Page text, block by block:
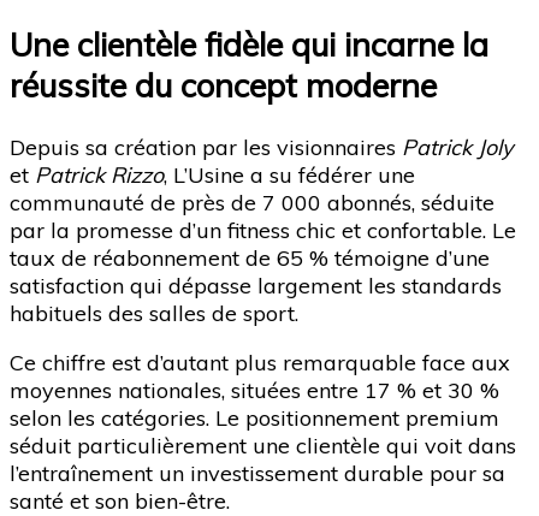
Une clientèle fidèle qui incarne la
réussite du concept moderne
Depuis sa création par les visionnaires Patrick Joly
et Patrick Rizzo, L’Usine a su fédérer une
communauté de près de 7 000 abonnés, séduite
par la promesse d’un fitness chic et confortable. Le
taux de réabonnement de 65 % témoigne d’une
satisfaction qui dépasse largement les standards
habituels des salles de sport.
Ce chiffre est d’autant plus remarquable face aux
moyennes nationales, situées entre 17 % et 30 %
selon les catégories. Le positionnement premium
séduit particulièrement une clientèle qui voit dans
l’entraînement un investissement durable pour sa
santé et son bien-être.